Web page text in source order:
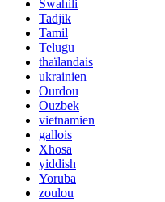
Swahili
Tadjik
Tamil
Telugu
thaïlandais
ukrainien
Ourdou
Ouzbek
vietnamien
gallois
Xhosa
yiddish
Yoruba
zoulou